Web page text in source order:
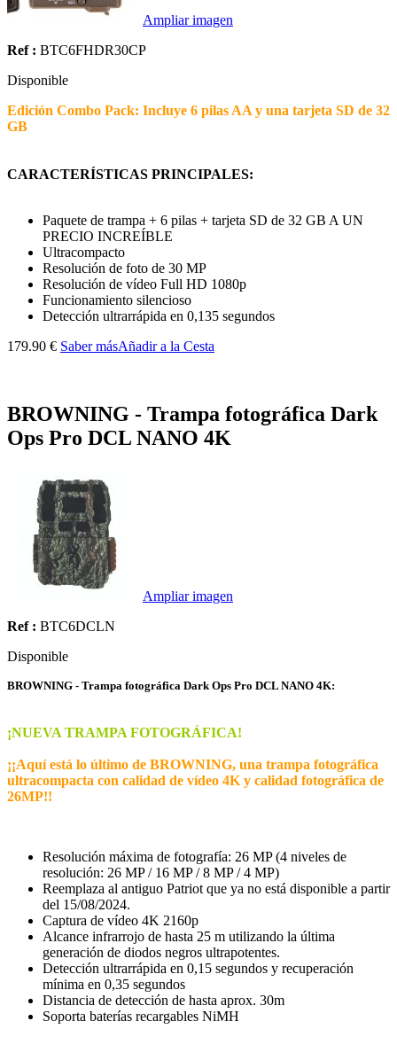
Ampliar imagen
Ref : BTC6FHDR30CP
Disponible
Edición Combo Pack: Incluye 6 pilas AA y una tarjeta SD de 32
GB
CARACTERÍSTICAS PRINCIPALES:
Paquete de trampa + 6 pilas + tarjeta SD de 32 GB A UN
PRECIO INCREÍBLE
Ultracompacto
Resolución de foto de 30 MP
Resolución de vídeo Full HD 1080p
Funcionamiento silencioso
Detección ultrarrápida en 0,135 segundos
179.90 € Saber másAñadir a la Cesta
BROWNING - Trampa fotográfica Dark
Ops Pro DCL NANO 4K
Ampliar imagen
Ref : BTC6DCLN
Disponible
BROWNING - Trampa fotográfica Dark Ops Pro DCL NANO 4K:
¡NUEVA TRAMPA FOTOGRÁFICA!
¡¡Aquí está lo último de BROWNING, una trampa fotográfica
ultracompacta con calidad de vídeo 4K y calidad fotográfica de
26MP!!
Resolución máxima de fotografía: 26 MP (4 niveles de
resolución: 26 MP / 16 MP / 8 MP / 4 MP)
Reemplaza al antiguo Patriot que ya no está disponible a partir
del 15/08/2024.
Captura de vídeo 4K 2160p
Alcance infrarrojo de hasta 25 m utilizando la última
generación de diodos negros ultrapotentes.
Detección ultrarrápida en 0,15 segundos y recuperación
mínima en 0,35 segundos
Distancia de detección de hasta aprox. 30m
Soporta baterías recargables NiMH